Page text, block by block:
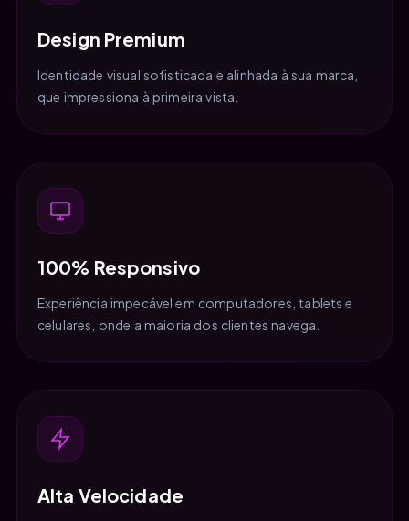
Design Premium
Identidade visual sofisticada e alinhada à sua marca,
que impressiona à primeira vista.
100% Responsivo
Experiência impecável em computadores, tablets e
celulares, onde a maioria dos clientes navega.
Alta Velocidade